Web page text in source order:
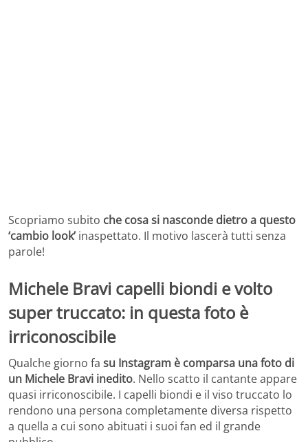
Scopriamo subito che cosa si nasconde dietro a questo
‘cambio look’ inaspettato. Il motivo lascerà tutti senza
parole!
Michele Bravi capelli biondi e volto
super truccato: in questa foto è
irriconoscibile
Qualche giorno fa su Instagram è comparsa una foto di
un Michele Bravi inedito. Nello scatto il cantante appare
quasi irriconoscibile. I capelli biondi e il viso truccato lo
rendono una persona completamente diversa rispetto
a quella a cui sono abituati i suoi fan ed il grande